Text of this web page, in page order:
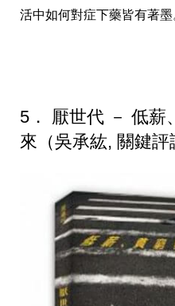
活中如何對症下藥皆有著墨
5． 厭世代 － 低薪
來（吳承紘, 關鍵評